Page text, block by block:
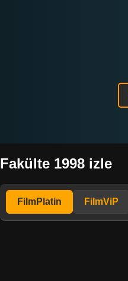
Fakülte 1998 izle
FilmPlatin FilmViP